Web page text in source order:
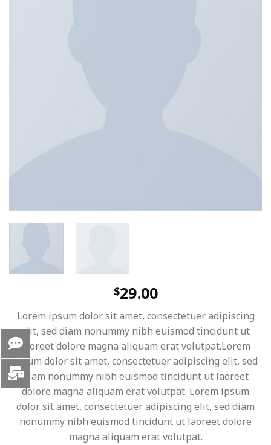
$29.00
Lorem ipsum dolor sit amet, consectetuer adipiscing
elit, sed diam nonummy nibh euismod tincidunt ut
laoreet dolore magna aliquam erat volutpat.Lorem
ipsum dolor sit amet, consectetuer adipiscing elit, sed
diam nonummy nibh euismod tincidunt ut laoreet
dolore magna aliquam erat volutpat. Lorem ipsum
dolor sit amet, consectetuer adipiscing elit, sed diam
nonummy nibh euismod tincidunt ut laoreet dolore
magna aliquam erat volutpat.